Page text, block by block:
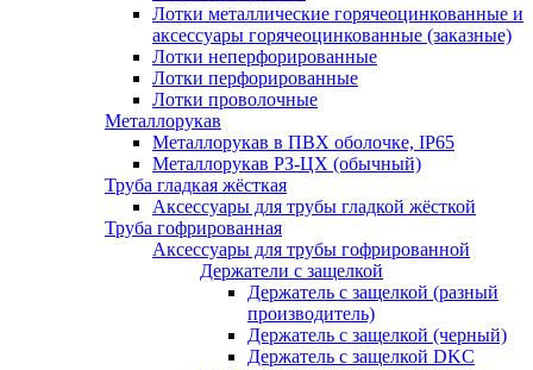
Лотки металлические горячеоцинкованные и
аксессуары горячеоцинкованные (заказные)
Лотки неперфорированные
Лотки перфорированные
Лотки проволочные
Металлорукав
Металлорукав в ПВХ оболочке, IP65
Металлорукав РЗ-ЦХ (обычный)
Труба гладкая жёсткая
Аксессуары для трубы гладкой жёсткой
Труба гофрированная
Аксессуары для трубы гофрированной
Держатели с защелкой
Держатель с защелкой (разный
производитель)
Держатель с защелкой (черный)
Держатель с защелкой DKC